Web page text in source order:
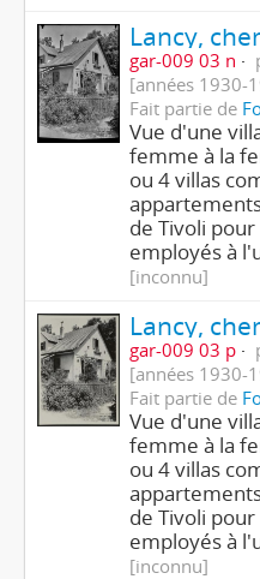
gar-009 03 n
[années 1930-
Fait partie de
Vue d'une
femme à la
ou 4 villas
de Tivoli
employés à
[inconnu]
gar-009 03 p
[années 1930-
Fait partie de
Vue d'une
femme à la
ou 4 villas
de Tivoli
employés à
[inconnu]